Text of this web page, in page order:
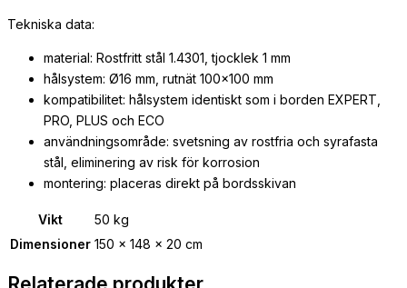
Tekniska data:
material: Rostfritt stål 1.4301, tjocklek 1 mm
hålsystem: Ø16 mm, rutnät 100×100 mm
kompatibilitet: hålsystem identiskt som i borden EXPERT,
PRO, PLUS och ECO
användningsområde: svetsning av rostfria och syrafasta
stål, eliminering av risk för korrosion
montering: placeras direkt på bordsskivan
Vikt
50 kg
Dimensioner 150 × 148 × 20 cm